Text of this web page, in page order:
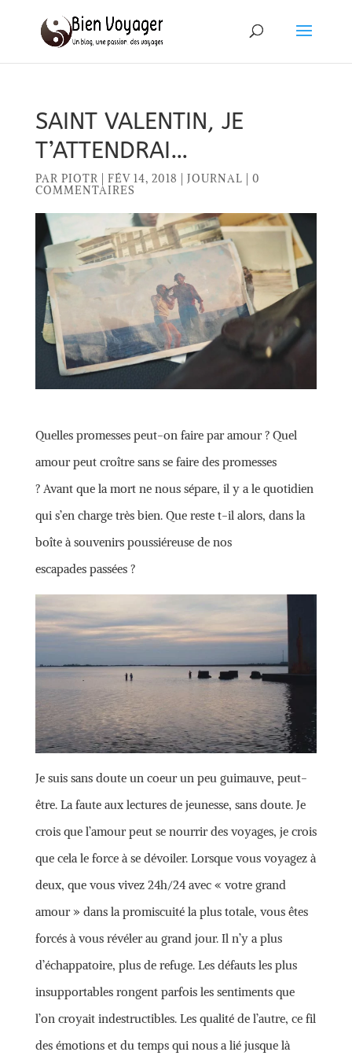
SAINT VALENTIN, JE
T’ATTENDRAI…
PAR PIOTR FÉV 14, 2018 JOURNAL
0
COMMENTAIRES
Quelles promesses peut-on faire par amour ? Quel
amour peut croître sans se faire des promesses
? Avant que la mort ne nous sépare, il y a le quotidien
qui s’en charge très bien. Que reste t-il alors, dans la
boîte à souvenirs poussiéreuse de nos
escapades passées ?
Je suis sans doute un coeur un peu guimauve, peut-
être. La faute aux lectures de jeunesse, sans doute. Je
crois que l’amour peut se nourrir des voyages, je crois
que cela le force à se dévoiler. Lorsque vous voyagez à
deux, que vous vivez 24h/24 avec « votre grand
amour » dans la promiscuité la plus totale, vous êtes
forcés à vous révéler au grand jour. Il n’y a plus
d’échappatoire, plus de refuge. Les défauts les plus
insupportables rongent parfois les sentiments que
l’on croyait indestructibles. Les qualité de l’autre, ce fil
des émotions et du temps qui nous a lié jusque là